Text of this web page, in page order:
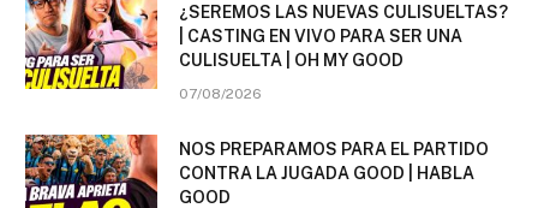
¿SEREMOS LAS NUEVAS CULISUELTAS?
| CASTING EN VIVO PARA SER UNA
CULISUELTA | OH MY GOOD
07/08/2026
NOS PREPARAMOS PARA EL PARTIDO
CONTRA LA JUGADA GOOD | HABLA
GOOD